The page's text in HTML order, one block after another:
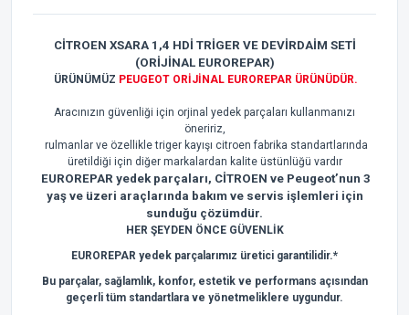
CİTROEN XSARA 1,4 HDİ TRİGER VE DEVİRDAİM SETİ
(ORİJİNAL EUROREPAR)
ÜRÜNÜMÜZ PEUGEOT ORİJİNAL EUROREPAR ÜRÜNÜDÜR.
Aracınızın güvenliği için orjinal yedek parçaları kullanmanızı
öneririz,
rulmanlar ve özellikle triger kayışı citroen fabrika standartlarında
üretildiği için diğer markalardan kalite üstünlüğü vardır
EUROREPAR yedek parçaları, CİTROEN ve Peugeot’nun 3
yaş ve üzeri araçlarında bakım ve servis işlemleri için
sunduğu çözümdür.
HER ŞEYDEN ÖNCE GÜVENLİK
EUROREPAR yedek parçalarımız üretici garantilidir.*
Bu parçalar, sağlamlık, konfor, estetik ve performans açısından
geçerli tüm standartlara ve yönetmeliklere uygundur.